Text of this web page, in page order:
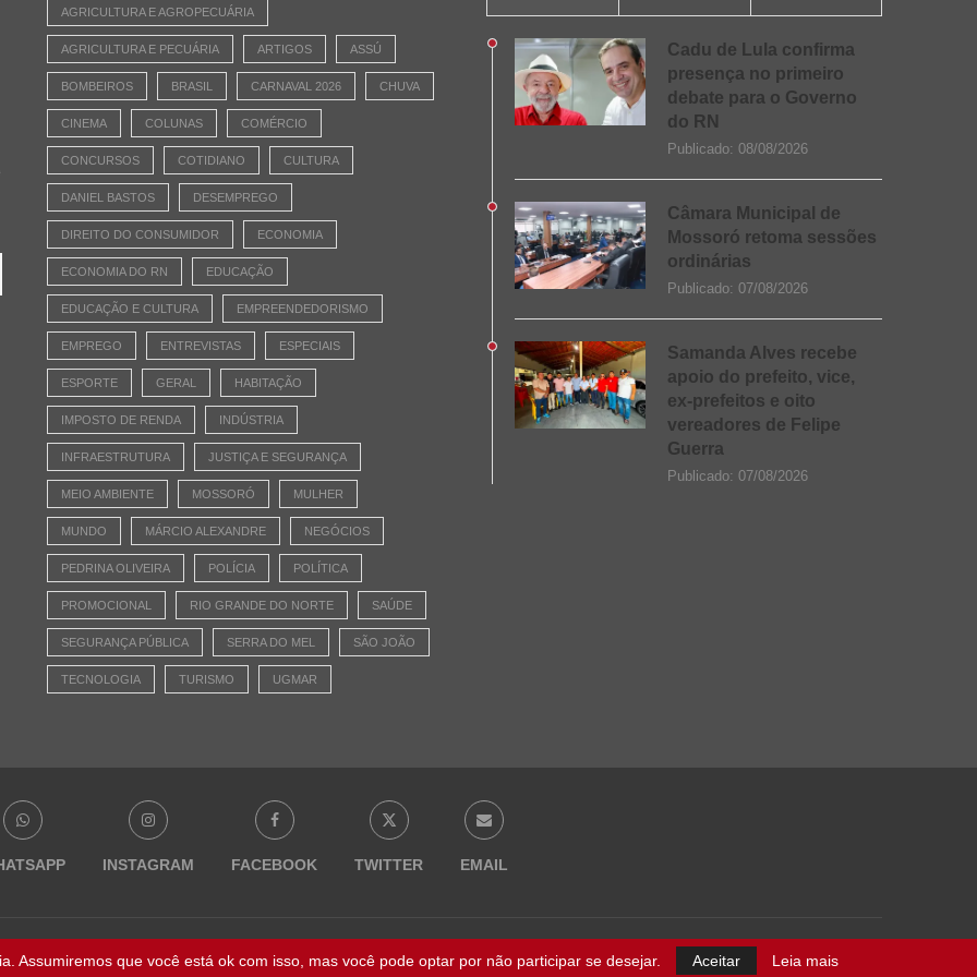
AGRICULTURA E AGROPECUÁRIA
AGRICULTURA E PECUÁRIA ARTIGOS ASSÚ
BOMBEIROS BRASIL CARNAVAL 2026 CHUVA
CINEMA COLUNAS COMÉRCIO
CONCURSOS COTIDIANO CULTURA
DANIEL BASTOS DESEMPREGO
DIREITO DO CONSUMIDOR ECONOMIA
ECONOMIA DO RN EDUCAÇÃO
EDUCAÇÃO E CULTURA EMPREENDEDORISMO
EMPREGO ENTREVISTAS ESPECIAIS
ESPORTE GERAL HABITAÇÃO
IMPOSTO DE RENDA INDÚSTRIA
INFRAESTRUTURA JUSTIÇA E SEGURANÇA
MEIO AMBIENTE MOSSORÓ MULHER
MUNDO MÁRCIO ALEXANDRE NEGÓCIOS
PEDRINA OLIVEIRA POLÍCIA POLÍTICA
PROMOCIONAL RIO GRANDE DO NORTE SAÚDE
SEGURANÇA PÚBLICA SERRA DO MEL SÃO JOÃO
TECNOLOGIA TURISMO UGMAR
Cadu de Lula confirma
presença no primeiro
debate para o Governo
do RN
Publicado: 08/08/2026
Câmara Municipal de
Mossoró retoma sessões
ordinárias
Publicado: 07/08/2026
Samanda Alves recebe
apoio do prefeito, vice,
ex-prefeitos e oito
vereadores de Felipe
Guerra
Publicado: 07/08/2026
INSTAGRAM FACEBOOK TWITTER EMAIL
Assumiremos que você está ok com isso, mas você pode optar por não participar se desejar. Aceitar Leia mais